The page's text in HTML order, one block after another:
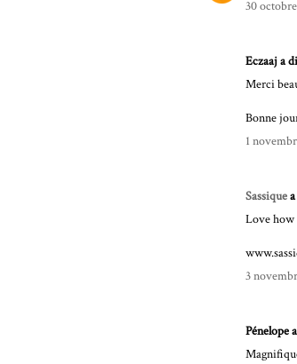
30
Eczaaj a
Merci
Bonne
1
Sassique
Love how
3
Pénelope